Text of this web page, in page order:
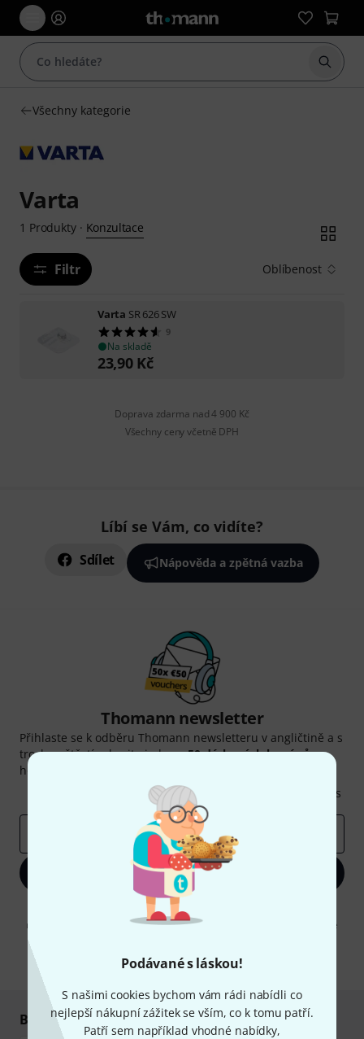
Podávané s láskou!
S našimi cookies bychom vám rádi nabídli co
nejlepší nákupní zážitek se vším, co k tomu patří.
Patří sem například vhodné nabídky,
Začít
Všechny kategorie
Varta
1 Produkty· Konzultace
Filtr Oblíbenost
Varta SR 626 SW
9
Na skladě
23,90 Kč
Doprava zdarma nad 4 900 Kč
Všechny ceny včetně DPH
Líbí se Vám, co vidíte?
Sdílet Nápověda a zpětná vazba
Thomann newsletter
Přihlaste se k odběru Thomann newsletteru v angličtině a s
trochou štěstí vyhrajte jeden z50 dárkových kupónův
hodnotě
Inspirativní příspěvky
Nabídky Thomann Insights
Zaregistrujte se
Kliknutím na "Zaregistrujte se" souhlasíte s přijímáním e-mailových
reklam a měřením chování při používání e-mailů. Odhlášení je možné
* Požadováno
Bezpečný nákup i platba